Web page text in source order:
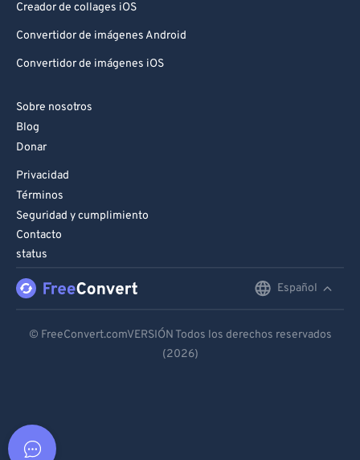
Creador de collages iOS
Convertidor de imágenes Android
Convertidor de imágenes iOS
Sobre nosotros
Blog
Donar
Privacidad
Términos
Seguridad y cumplimiento
Contacto
status
Español
Español
© FreeConvert.comVERSIÓN Todos los derechos reservados
(2026)